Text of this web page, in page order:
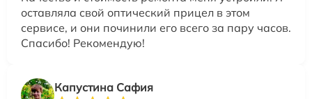
оставляла свой оптический прицел в этом
сервисе, и они починили его всего за пару часов.
Спасибо! Рекомендую!
Капустина Сафия